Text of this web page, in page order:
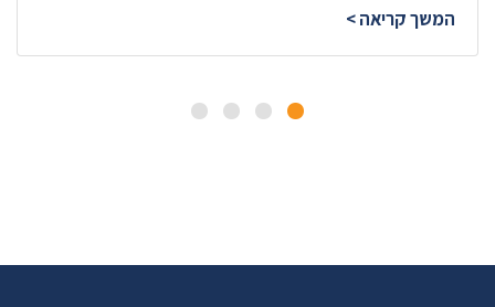
המשך קריאה >